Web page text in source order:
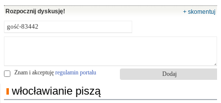
Rozpocznij dyskusję! + skomentuj
Znam i akceptuję regulamin portalu
włocławianie piszą